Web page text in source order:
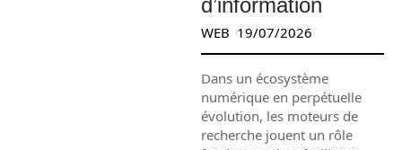
WEB 19/07/2026
Dans un écosystème
numérique en perpétuelle
évolution, les moteurs de
recherche jouent un rôle